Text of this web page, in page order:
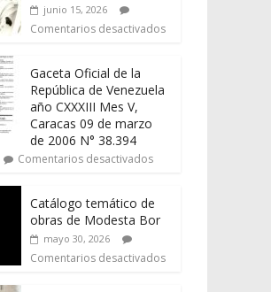
junio 15, 2026
Comentarios desactivados
Gaceta Oficial de la
República de Venezuela
año CXXXIII Mes V,
Caracas 09 de marzo
de 2006 N° 38.394
Comentarios desactivados
Catálogo temático de
obras de Modesta Bor
mayo 30, 2026
Comentarios desactivados